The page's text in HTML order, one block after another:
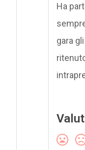
Ha
gara